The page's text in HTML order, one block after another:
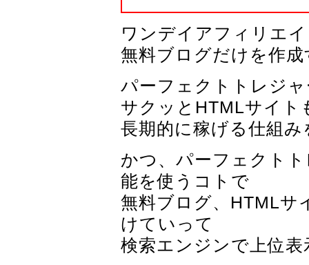
ワンデイアフィリエ
無料ブログだけを作
パーフェクトトレジ
サクッとHTMLサイト
長期的に稼げる仕組み
かつ、パーフェクト
能を使うコトで
無料ブログ、HTMLサ
けていって
検索エンジンで上位